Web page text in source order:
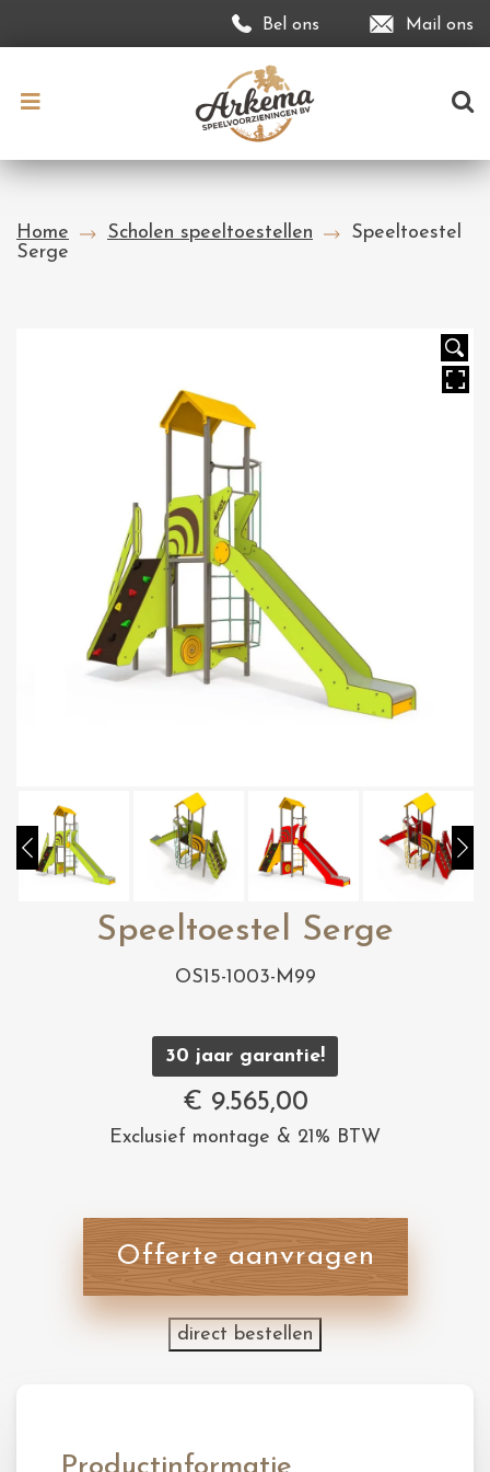
Bel ons Mail ons
Home Scholen speeltoestellen
Speeltoestel
Serge
Speeltoestel Serge
OS15-1003-M99
30 jaar garantie!
€ 9.565,00
Exclusief montage & 21% BTW
Offerte aanvragen
direct bestellen